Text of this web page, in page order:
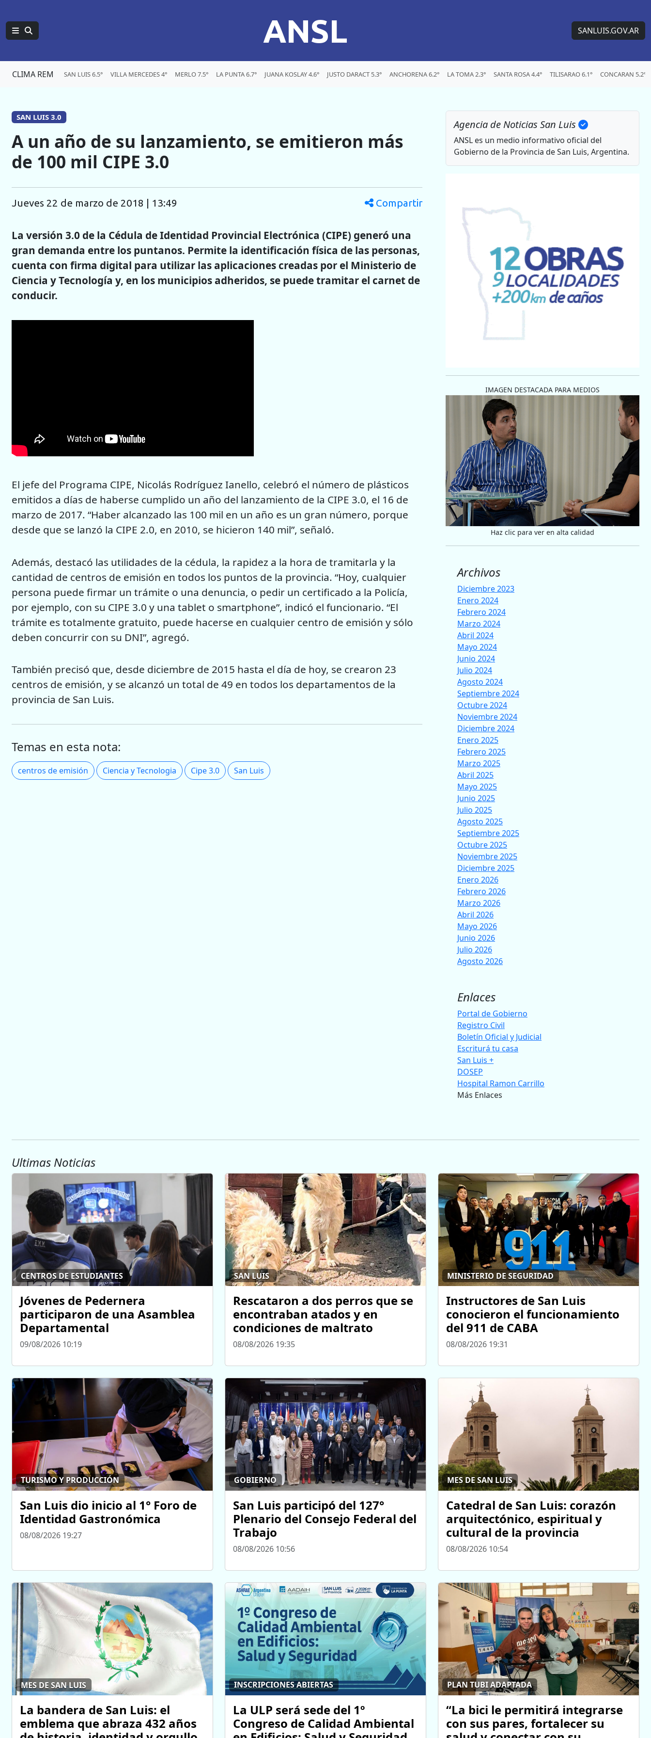
ANSL SANLUIS.GOV.AR
CLIMA REM SAN LUIS 6.5° VILLA MERCEDES 4° MERLO 7.5° LA PUNTA 6.7° JUANA KOSLAY 4.6° JUSTO DARACT 5.3° ANCHORENA 6.2° LA TOMA 2.3° SANTA ROSA 4.4° TILISARAO 6.1° CONCARAN 5.2°
SAN LUIS 3.0
A un año de su lanzamiento, se emitieron más
de 100 mil CIPE 3.0
jueves 22 de marzo de 2018 | 13:49 Compartir
La versión 3.0 de la Cédula de Identidad Provincial Electrónica (CIPE) generó una
gran demanda entre los puntanos. Permite la identificación física de las personas,
cuenta con firma digital para utilizar las aplicaciones creadas por el Ministerio de
Ciencia y Tecnología y, en los municipios adheridos, se puede tramitar el carnet de
conducir.
El jefe del Programa CIPE, Nicolás Rodríguez Ianello, celebró el número de plásticos
emitidos a días de haberse cumplido un año del lanzamiento de la CIPE 3.0, el 16 de
marzo de 2017. “Haber alcanzado las 100 mil en un año es un gran número, porque
desde que se lanzó la CIPE 2.0, en 2010, se hicieron 140 mil”, señaló.
Además, destacó las utilidades de la cédula, la rapidez a la hora de tramitarla y la
cantidad de centros de emisión en todos los puntos de la provincia. “Hoy, cualquier
persona puede firmar un trámite o una denuncia, o pedir un certificado a la Policía,
por ejemplo, con su CIPE 3.0 y una tablet o smartphone”, indicó el funcionario. “El
trámite es totalmente gratuito, puede hacerse en cualquier centro de emisión y sólo
deben concurrir con su DNI”, agregó.
También precisó que, desde diciembre de 2015 hasta el día de hoy, se crearon 23
centros de emisión, y se alcanzó un total de 49 en todos los departamentos de la
provincia de San Luis.
Temas en esta nota:
centros de emisión Ciencia y Tecnologia Cipe 3.0 San Luis
Agencia de Noticias San Luis
ANSL es un medio informativo oficial del
Gobierno de la Provincia de San Luis, Argentina.
IMAGEN DESTACADA PARA MEDIOS
Haz clic para ver en alta calidad
Archivos
Diciembre 2023
Enero 2024
Febrero 2024
Marzo 2024
Abril 2024
Mayo 2024
Junio 2024
Julio 2024
Agosto 2024
Septiembre 2024
Octubre 2024
Noviembre 2024
Diciembre 2024
Enero 2025
Febrero 2025
Marzo 2025
Abril 2025
Mayo 2025
Junio 2025
Julio 2025
Agosto 2025
Septiembre 2025
Octubre 2025
Noviembre 2025
Diciembre 2025
Enero 2026
Febrero 2026
Marzo 2026
Abril 2026
Mayo 2026
Junio 2026
Julio 2026
Agosto 2026
Enlaces
Portal de Gobierno
Registro Civil
Boletín Oficial y Judicial
Escriturá tu casa
San Luis +
DOSEP
Hospital Ramon Carrillo
Más Enlaces
Ultimas Noticias
CENTROS DE ESTUDIANTES
Jóvenes de Pedernera
participaron de una Asamblea
Departamental
09/08/2026 10:19
SAN LUIS
Rescataron a dos perros que se
encontraban atados y en
condiciones de maltrato
08/08/2026 19:35
MINISTERIO DE SEGURIDAD
Instructores de San Luis
conocieron el funcionamiento
del 911 de CABA
08/08/2026 19:31
TURISMO Y PRODUCCIÓN
San Luis dio inicio al 1° Foro de
Identidad Gastronómica
08/08/2026 19:27
GOBIERNO
San Luis participó del 127°
Plenario del Consejo Federal del
Trabajo
08/08/2026 10:56
MES DE SAN LUIS
Catedral de San Luis: corazón
arquitectónico, espiritual y
cultural de la provincia
08/08/2026 10:54
MES DE SAN LUIS
La bandera de San Luis: el
emblema que abraza 432 años
INSCRIPCIONES ABIERTAS
La ULP será sede del 1º
Congreso de Calidad Ambiental
PLAN TUBI ADAPTADA
“La bici le permitirá integrarse
con sus pares, fortalecer su